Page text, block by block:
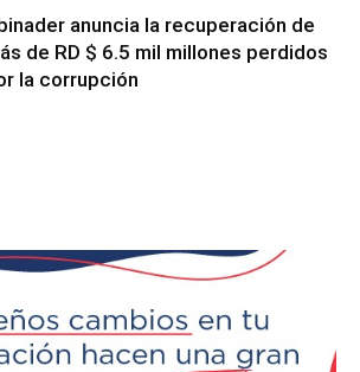
anuncia la recuperación de
de RD $ 6.5 mil millones perdidos
la corrupción